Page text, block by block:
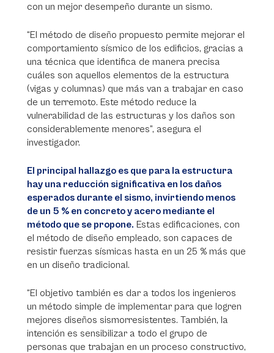
con un mejor desempeño durante un sismo.
“El método de diseño propuesto permite mejorar el
comportamiento sísmico de los edificios, gracias a
una técnica que identifica de manera precisa
cuáles son aquellos elementos de la estructura
(vigas y columnas) que más van a trabajar en caso
de un terremoto. Este método reduce la
vulnerabilidad de las estructuras y los daños son
considerablemente menores”, asegura el
investigador.
El principal hallazgo es que para la estructura
hay una reducción significativa en los daños
esperados durante el sismo, invirtiendo menos
de un 5 % en concreto y acero mediante el
método que se propone. Estas edificaciones, con
el método de diseño empleado, son capaces de
resistir fuerzas sísmicas hasta en un 25 % más que
en un diseño tradicional.
“El objetivo también es dar a todos los ingenieros
un método simple de implementar para que logren
mejores diseños sismorresistentes. También, la
intención es sensibilizar a todo el grupo de
personas que trabajan en un proceso constructivo,